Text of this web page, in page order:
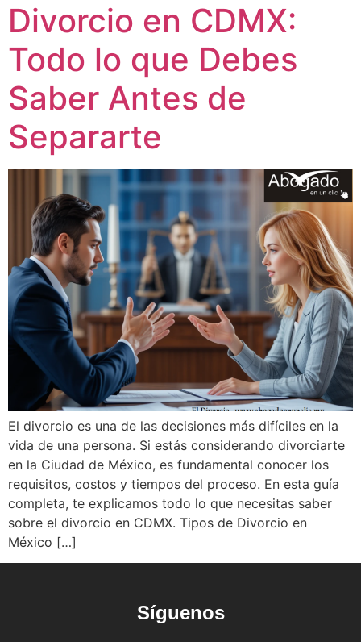
Divorcio en CDMX:
Todo lo que Debes
Saber Antes de
Separarte
El divorcio es una de las decisiones más difíciles en la
vida de una persona. Si estás considerando divorciarte
en la Ciudad de México, es fundamental conocer los
requisitos, costos y tiempos del proceso. En esta guía
completa, te explicamos todo lo que necesitas saber
sobre el divorcio en CDMX. Tipos de Divorcio en
México […]
Síguenos